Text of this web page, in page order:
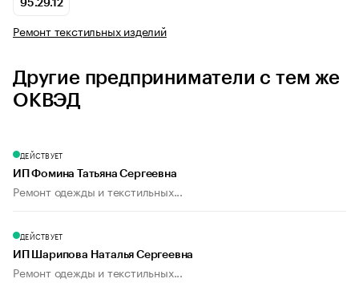
95.29.12
Ремонт текстильных изделий
Другие предприниматели с тем же
ОКВЭД
ДЕЙСТВУЕТ
ИП Фомина Татьяна Сергеевна
Ремонт одежды и текстильных...
ДЕЙСТВУЕТ
ИП Шарипова Наталья Сергеевна
Ремонт одежды и текстильных...